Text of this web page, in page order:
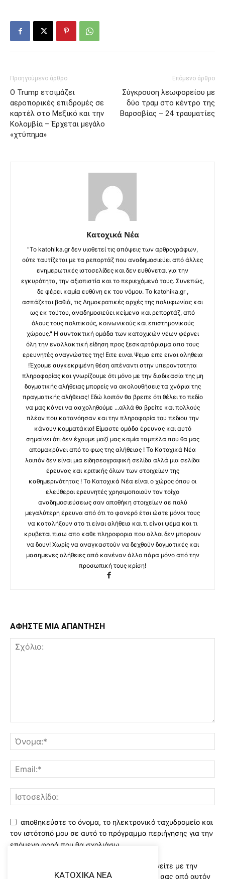
Προηγούμενο άρθρο
Ο Trump ετοιμάζει
αεροπορικές επιδρομές σε
καρτέλ στο Μεξικό και την
Κολομβία – Έρχεται μεγάλο
«χτύπημα»
Επόμενο άρθρο
Σύγκρουση λεωφορείου με
δύο τραμ στο κέντρο της
Βαρσοβίας – 24 τραυματίες
Κατοχικά Νέα
"Το katohika.gr δεν υιοθετεί τις απόψεις των αρθρογράφων,
ούτε ταυτίζεται με τα ρεπορτάζ που αναδημοσιεύει από άλλες
ενημερωτικές ιστοσελίδες και δεν ευθύνεται για την
εγκυρότητα, την αξιοπιστία και το περιεχόμενό τους. Συνεπώς,
δε φέρει καμία ευθύνη εκ του νόμου. Το katohika.gr ,
ασπάζεται βαθιά, τις Δημοκρατικές αρχές της πολυφωνίας και
ως εκ τούτου, αναδημοσιεύει κείμενα και ρεπορτάζ, από
όλους τους πολιτικούς, κοινωνικούς και επιστημονικούς
χώρους." Η συντακτική ομάδα των κατοχικών νέων φέρνει
όλη την εναλλακτική είδηση προς ξεσκαρτάρισμα απο τους
ερευνητές αναγνώστες της! Ειτε ειναι Ψεμα ειτε ειναι αληθεια
!Έχουμε συγκεκριμένη θέση απέναντι στην υπεροντοτητα
πληροφορίας και γνωρίζουμε ότι μόνο με την διαδικασία της μη
δογματικής αλήθειας μπορείς να ακολουθήσεις τα χνάρια της
πραγματικής αλήθειας! Εδώ λοιπόν θα βρειτε ότι θέλει το πεδίο
να μας κάνει να ασχοληθούμε ...αλλά θα βρείτε και πολλούς
πλέον που κατανόησαν και την πληροφορία του πεδιου την
κάνουν κομματάκια! Είμαστε ομάδα έρευνας και αυτό
σημαίνει ότι δεν έχουμε μαζί μας καμία ταμπέλα που θα μας
απομακρύνει από το φως της αλήθειας ! Το Κατοχικά Νέα
λοιπόν δεν είναι μια ειδησεογραφική σελίδα αλλά μια σελίδα
έρευνας και κριτικής όλων των στοιχείων της
καθημερινότητας ! Το Κατοχικά Νέα είναι ο χώρος όπου οι
ελεύθεροι ερευνητές χρησιμοποιούν τον τοίχο
αναδημοσιεύσεως σαν αποθήκη στοιχείων σε πολύ
μεγαλύτερη έρευνα από ότι το φανερό έτσι ώστε μόνοι τους
να καταλήξουν στο τι είναι αλήθεια και τι είναι ψέμα και τι
κρυβεται πισω απο καθε πληροφορια που αλλοι δεν μπορουν
να δουν! Χωρίς να αναγκαστούν να δεχθούν δογματικές και
μασημενες αλήθειες από κανέναν άλλο πάρα μόνο από την
προσωπική τους κρίση!
ΑΦΗΣΤΕ ΜΙΑ ΑΠΑΝΤΗΣΗ
αποθηκεύστε το όνομα, το ηλεκτρονικό ταχυδρομείο και
τον ιστότοπό μου σε αυτό το πρόγραμμα περιήγησης για την
επόμενη φορά που θα σχολιάσω.
Χρησιμοποιώντας αυτό το έντυπο συμφωνείτε με την
αποθήκευση και χειρισμό των δεδομένων σας από αυτόν
KATOXIKA NEA